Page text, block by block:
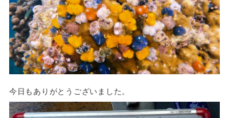
今日もありがとうございました。